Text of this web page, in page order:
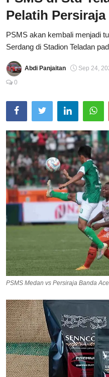
Total Sports
Contact
Pedoman Media Siber
Pelatih Persiraja
PSMS akan kembali menjadi
Serdang di Stadion Teladan
Abdi Panjaitan Sep 24,
0
PSMS Medan vs Persiraja Banda